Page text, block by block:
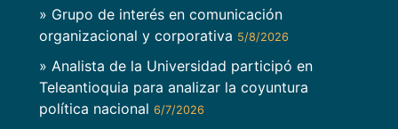
» Grupo de interés en comunicación
organizacional y corporativa 5/8/2026
» Analista de la Universidad participó en
Teleantioquia para analizar la coyuntura
política nacional 6/7/2026